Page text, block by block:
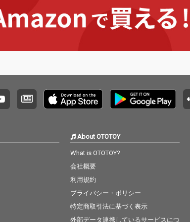
About OTOTOY
What is OTOTOY?
会社概要
利用規約
プライバシー・ポリシー
特定商取引法に基づく表示
外部データ連携しているサービスにつ